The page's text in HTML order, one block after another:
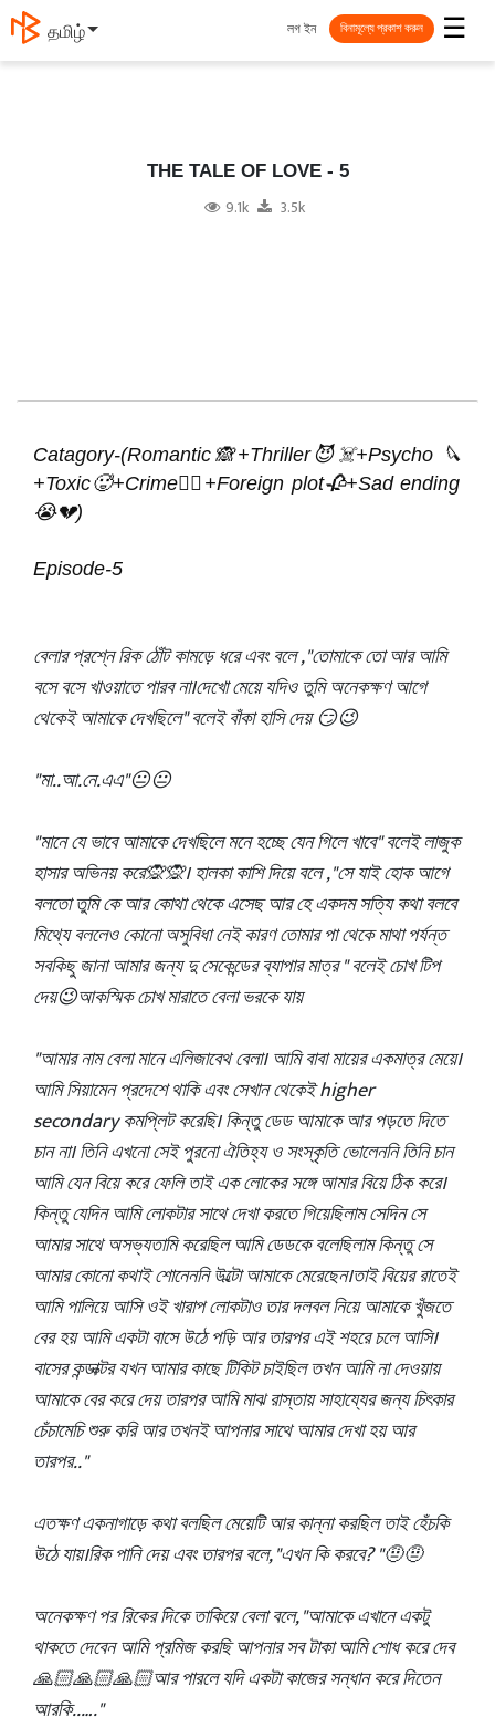
தமிழ் ☰
লগ ইন বিনামূল্যে প্রকাশ করুন
THE TALE OF LOVE - 5
9.1k 3.5k
Catagory-(Romantic🙈+Thriller😈☠️+Psycho 🔪
+Toxic🥵+Crime🦹‍♀️+Foreign plot🥀+Sad ending
😭💔)
Episode-5
বেলার প্রশ্নে রিক ঠোঁট কামড়ে ধরে এবং বলে ,"তোমাকে তো আর আমি
বসে বসে খাওয়াতে পারব না।দেখো মেয়ে যদিও তুমি অনেকক্ষণ আগে
থেকেই আমাকে দেখছিলে" বলেই বাঁকা হাসি দেয় 😏😉
"মা..আ.নে.এএ"😐😐
"মানে যে ভাবে আমাকে দেখছিলে মনে হচ্ছে যেন গিলে খাবে" বলেই লাজুক
হাসার অভিনয় করে🙊🙊। হালকা কাশি দিয়ে বলে ,"সে যাই হোক আগে
বলতো তুমি কে আর কোথা থেকে এসেছ আর হে একদম সত্যি কথা বলবে
মিথ্যে বললেও কোনো অসুবিধা নেই কারণ তোমার পা থেকে মাথা পর্যন্ত
সবকিছু জানা আমার জন্য দু সেকেন্ডের ব্যাপার মাত্র " বলেই চোখ টিপ
দেয়😉আকস্মিক চোখ মারাতে বেলা ভরকে যায়
"আমার নাম বেলা মানে এলিজাবেথ বেলা। আমি বাবা মায়ের একমাত্র মেয়ে।
আমি সিয়ামেন প্রদেশে থাকি এবং সেখান থেকেই higher
secondary কমপ্লিট করেছি। কিন্তু ডেড আমাকে আর পড়তে দিতে
চান না। তিনি এখনো সেই পুরনো ঐতিহ্য ও সংস্কৃতি ভোলেননি তিনি চান
আমি যেন বিয়ে করে ফেলি তাই এক লোকের সঙ্গে আমার বিয়ে ঠিক করে।
কিন্তু যেদিন আমি লোকটার সাথে দেখা করতে গিয়েছিলাম সেদিন সে
আমার সাথে অসভ্যতামি করেছিল আমি ডেডকে বলেছিলাম কিন্তু সে
আমার কোনো কথাই শোনেননি উল্টো আমাকে মেরেছেন।তাই বিয়ের রাতেই
আমি পালিয়ে আসি ওই খারাপ লোকটাও তার দলবল নিয়ে আমাকে খুঁজতে
বের হয় আমি একটা বাসে উঠে পড়ি আর তারপর এই শহরে চলে আসি।
বাসের কন্ডাক্টর যখন আমার কাছে টিকিট চাইছিল তখন আমি না দেওয়ায়
আমাকে বের করে দেয় তারপর আমি মাঝ রাস্তায় সাহায্যের জন্য চিৎকার
চেঁচামেচি শুরু করি আর তখনই আপনার সাথে আমার দেখা হয় আর
তারপর.."
এতক্ষণ একনাগাড়ে কথা বলছিল মেয়েটি আর কান্না করছিল তাই হেঁচকি
উঠে যায়।রিক পানি দেয় এবং তারপর বলে, "এখন কি করবে? "🤨🤨
অনেকক্ষণ পর রিকের দিকে তাকিয়ে বেলা বলে, "আমাকে এখানে একটু
থাকতে দেবেন আমি প্রমিজ করছি আপনার সব টাকা আমি শোধ করে দেব
🙏🏻🙏🏻🙏🏻আর পারলে যদি একটা কাজের সন্ধান করে দিতেন
আরকি..…."